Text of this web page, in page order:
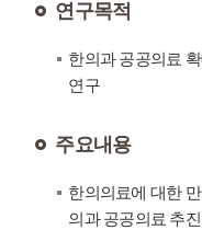
연구목적
한의과 공공의료
연구
주요내용
한의의료에 대한
의과 공공의료 추